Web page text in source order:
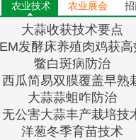
农业技术 农业展会
大蒜收获技术要点
发酵床养殖肉鸡获高
鳖白斑病防治
西瓜简易双膜覆盖早熟
培技术
大蒜蒜蛆咋防治
无公害大蒜丰产栽培技
措施
洋葱冬季育苗技术